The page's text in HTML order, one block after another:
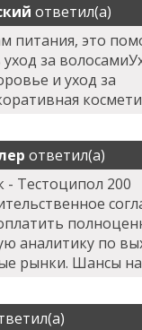
ответил(а)
питания, это
за
и уход за
ответил(а)
- Тестоципол 200
аналитику по
рынки. Шансы